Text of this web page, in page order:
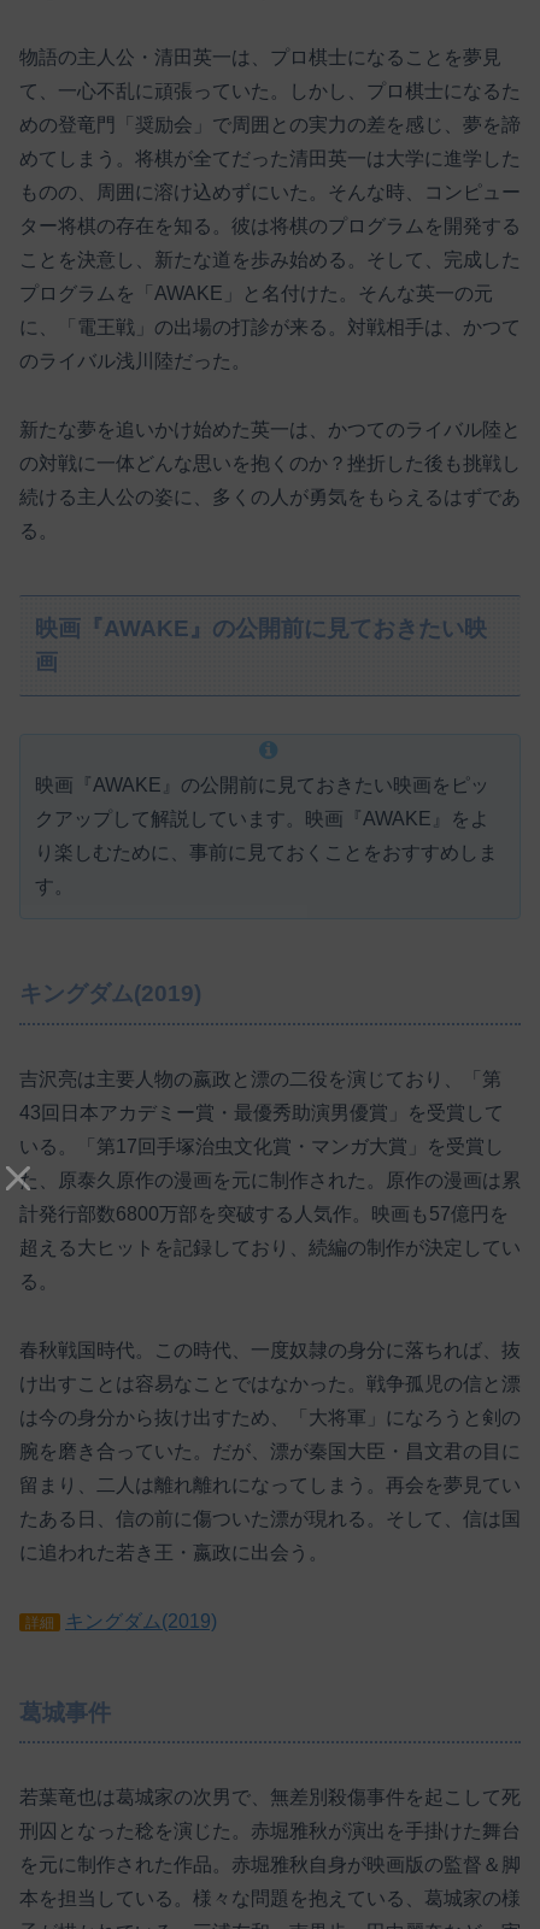
物語の主人公・清田英一は、プロ棋士になることを夢見
て、一心不乱に頑張っていた。しかし、プロ棋士になるた
めの登竜門「奨励会」で周囲との実力の差を感じ、夢を諦
めてしまう。将棋が全てだった清田英一は大学に進学した
ものの、周囲に溶け込めずにいた。そんな時、コンピュー
ター将棋の存在を知る。彼は将棋のプログラムを開発する
ことを決意し、新たな道を歩み始める。そして、完成した
プログラムを「AWAKE」と名付けた。そんな英一の元
に、「電王戦」の出場の打診が来る。対戦相手は、かつて
のライバル浅川陸だった。
新たな夢を追いかけ始めた英一は、かつてのライバル陸と
の対戦に一体どんな思いを抱くのか？挫折した後も挑戦し
続ける主人公の姿に、多くの人が勇気をもらえるはずであ
る。
映画『AWAKE』の公開前に見ておきたい映
画
映画『AWAKE』の公開前に見ておきたい映画をピッ
クアップして解説しています。映画『AWAKE』をよ
り楽しむために、事前に見ておくことをおすすめしま
す。
キングダム(2019)
吉沢亮は主要人物の嬴政と漂の二役を演じており、「第
43回日本アカデミー賞・最優秀助演男優賞」を受賞して
いる。「第17回手塚治虫文化賞・マンガ大賞」を受賞し
た、原泰久原作の漫画を元に制作された。原作の漫画は累
計発行部数6800万部を突破する人気作。映画も57億円を
超える大ヒットを記録しており、続編の制作が決定してい
る。
春秋戦国時代。この時代、一度奴隷の身分に落ちれば、抜
け出すことは容易なことではなかった。戦争孤児の信と漂
は今の身分から抜け出すため、「大将軍」になろうと剣の
腕を磨き合っていた。だが、漂が秦国大臣・昌文君の目に
留まり、二人は離れ離れになってしまう。再会を夢見てい
たある日、信の前に傷ついた漂が現れる。そして、信は国
に追われた若き王・嬴政に出会う。
詳細 キングダム(2019)
葛城事件
若葉竜也は葛城家の次男で、無差別殺傷事件を起こして死
刑囚となった稔を演じた。赤堀雅秋が演出を手掛けた舞台
を元に制作された作品。赤堀雅秋自身が映画版の監督＆脚
本を担当している。様々な問題を抱えている、葛城家の様